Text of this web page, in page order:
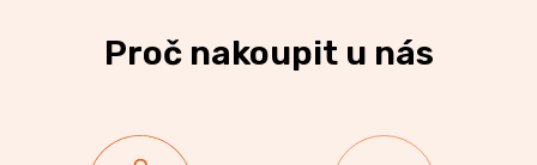
Proč nakoupit u nás